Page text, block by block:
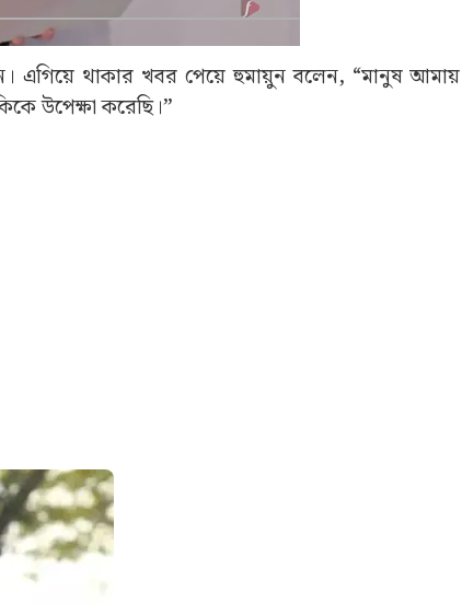
এগিয়ে থাকার খবর পেয়ে হুমায়ুন বলেন, “মানুষ আমায়
উপেক্ষা করেছি।”